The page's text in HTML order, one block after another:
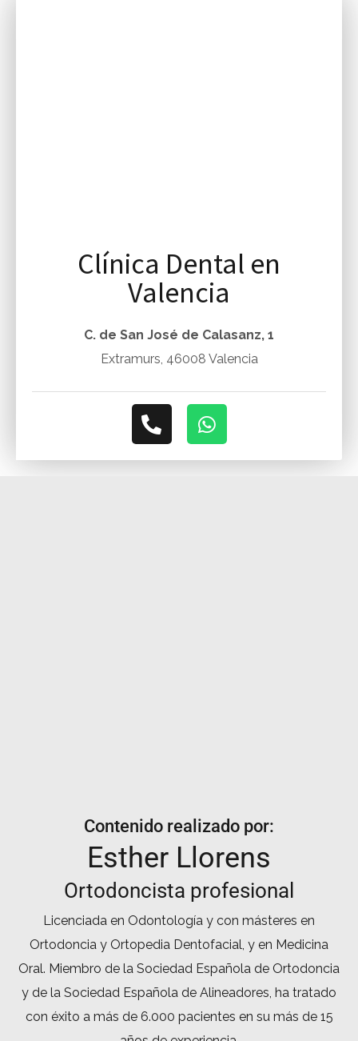
Clínica Dental en
Valencia
C. de San José de Calasanz, 1
Extramurs, 46008 Valencia
Contenido realizado por:
Esther Llorens
Ortodoncista profesional
Licenciada en Odontología y con másteres en
Ortodoncia y Ortopedia Dentofacial, y en Medicina
Oral. Miembro de la Sociedad Española de Ortodoncia
y de la Sociedad Española de Alineadores, ha tratado
con éxito a más de 6.000 pacientes en su más de 15